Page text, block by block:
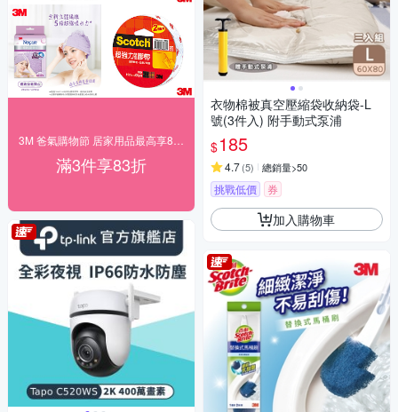
滿3件享83折
衣物棉被真空壓縮袋收納袋-L
號(3件入) 附手動式泵浦
$185
4.7(5) 總銷量>50
挑戰低價 券
加入購物車